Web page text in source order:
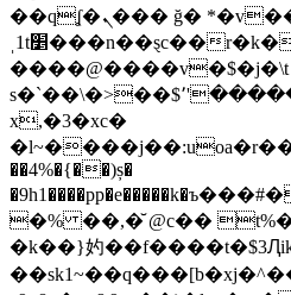
��qʆ�ܢ��� ğ� *�v���ҍ�-j��ll��
ˌ1t׵���n��ȿc��r�k���p�!ian�.y�/
����@����v�$�j�\t
x,�3�xc�
��4%�{��)ș�
�% ��,�̆ @c��
�k��}妁